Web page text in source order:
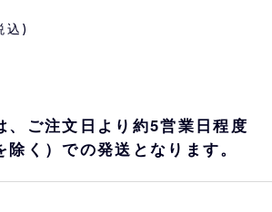
込)
、ご注文日より約5営業日程度
除く）での発送となります。